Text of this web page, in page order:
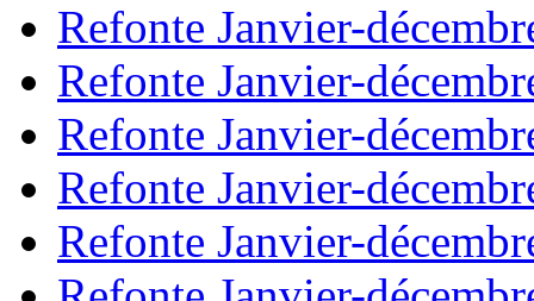
Refonte Janvier-
Refonte Janvier-
Refonte Janvier-
Refonte Janvier-
Refonte Janvier-